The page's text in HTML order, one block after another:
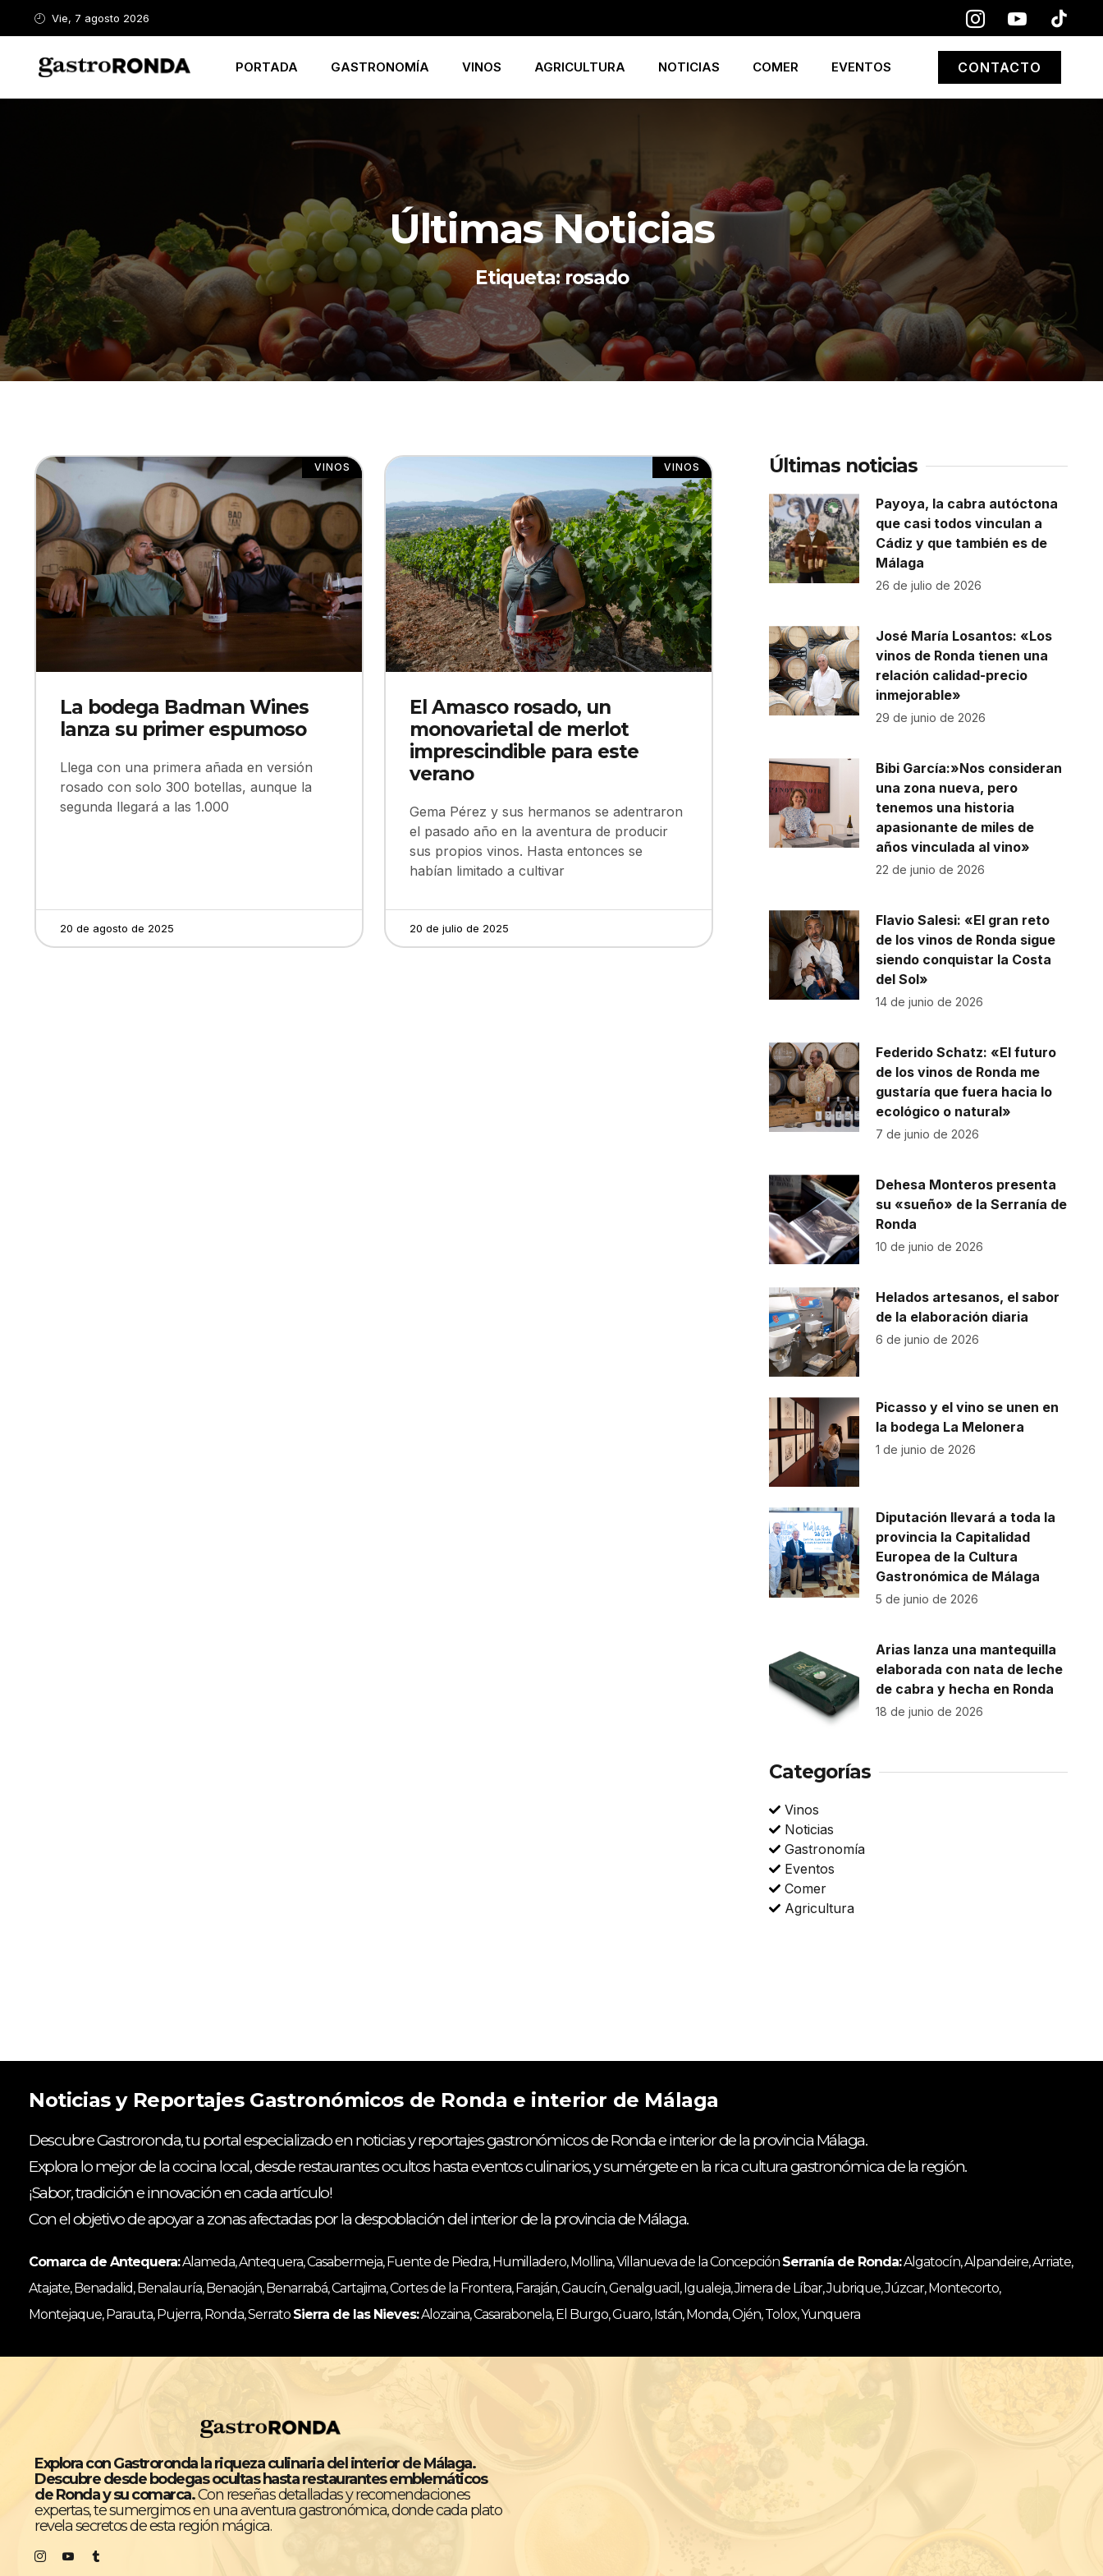
Vie, 7 agosto 2026
PORTADA GASTRONOMÍA VINOS AGRICULTURA NOTICIAS COMER EVENTOS CONTACTO
Últimas Noticias
Etiqueta: rosado
VINOS
La bodega Badman Wines
lanza su primer espumoso
Llega con una primera añada en versión
rosado con solo 300 botellas, aunque la
segunda llegará a las 1.000
20 de agosto de 2025
VINOS
El Amasco rosado, un
monovarietal de merlot
imprescindible para este
verano
Gema Pérez y sus hermanos se adentraron
el pasado año en la aventura de producir
sus propios vinos. Hasta entonces se
habían limitado a cultivar
20 de julio de 2025
Últimas noticias
Payoya, la cabra autóctona
que casi todos vinculan a
Cádiz y que también es de
Málaga
26 de julio de 2026
José María Losantos: «Los
vinos de Ronda tienen una
relación calidad-precio
inmejorable»
29 de junio de 2026
Bibi García:»Nos consideran
una zona nueva, pero
tenemos una historia
apasionante de miles de
años vinculada al vino»
22 de junio de 2026
Flavio Salesi: «El gran reto
de los vinos de Ronda sigue
siendo conquistar la Costa
del Sol»
14 de junio de 2026
Federido Schatz: «El futuro
de los vinos de Ronda me
gustaría que fuera hacia lo
ecológico o natural»
7 de junio de 2026
Dehesa Monteros presenta
su «sueño» de la Serranía de
Ronda
10 de junio de 2026
Helados artesanos, el sabor
de la elaboración diaria
6 de junio de 2026
Picasso y el vino se unen en
la bodega La Melonera
1 de junio de 2026
Diputación llevará a toda la
provincia la Capitalidad
Europea de la Cultura
Gastronómica de Málaga
5 de junio de 2026
Arias lanza una mantequilla
elaborada con nata de leche
de cabra y hecha en Ronda
18 de junio de 2026
Categorías
Vinos
Noticias
Gastronomía
Eventos
Comer
Agricultura
Noticias y Reportajes Gastronómicos de Ronda e interior de Málaga
Descubre Gastroronda, tu portal especializado en noticias y reportajes gastronómicos de Ronda e interior de la provincia Málaga.
Explora lo mejor de la cocina local, desde restaurantes ocultos hasta eventos culinarios, y sumérgete en la rica cultura gastronómica de la región.
¡Sabor, tradición e innovación en cada artículo!
Con el objetivo de apoyar a zonas afectadas por la despoblación del interior de la provincia de Málaga.
Comarca de Antequera:Alameda, Antequera, Casabermeja, Fuente de Piedra, Humilladero, Mollina, Villanueva de la Concepción Serranía de Ronda:Algatocín, Alpandeire, Arriate,
Atajate, Benadalid, Benalauría, Benaoján, Benarrabá, Cartajima, Cortes de la Frontera, Faraján, Gaucín, Genalguacil, Igualeja, Jimera de Líbar, Jubrique, Júzcar, Montecorto,
Montejaque, Parauta, Pujerra, Ronda, Serrato Sierra de las Nieves:Alozaina, Casarabonela, El Burgo, Guaro, Istán, Monda, Ojén, Tolox, Yunquera
Explora con Gastroronda la riqueza culinaria del interior de Málaga.
Descubre desde bodegas ocultas hasta restaurantes emblemáticos
de Ronda y su comarca.Con reseñas detalladas y recomendaciones
expertas, te sumergimos en una aventura gastronómica, donde cada plato
revela secretos de esta región mágica.